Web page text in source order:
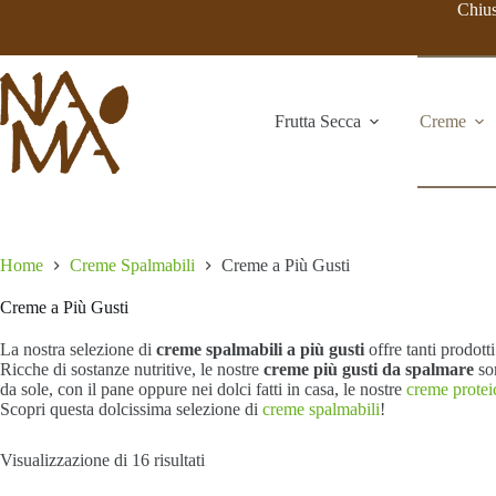
Frutta Secca Creme
Home Creme Spalmabili Creme a Più Gusti
Creme a Più Gusti
La nostra selezione di creme spalmabili a più gusti offre tanti
Ricche di sostanze nutritive, le nostre creme più gusti da spalmare
da sole, con il pane oppure nei dolci fatti in casa, le nostre creme
Scopri questa dolcissima selezione di creme spalmabili!
Visualizzazione di 16 risultati